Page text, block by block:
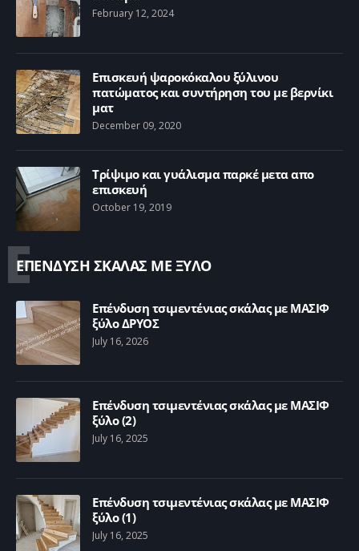
February 12, 2024
Επισκευή ψαροκόκαλου ξύλινου
πατώματος και συντήρηση του με βερνίκι
ματ
December 09, 2020
Τρίψιμο και γυάλισμα παρκέ μετα απο
επισκευή
October 19, 2019
Ε
ΕΠΕΝΔΥΣΗ ΣΚΑΛΑΣ ΜΕ ΞΥΛΟ
Επένδυση τσιμεντένιας σκάλας με ΜΑΣΙΦ
ξύλο ΔΡΥΟΣ
July 16, 2026
Επένδυση τσιμεντένιας σκάλας με ΜΑΣΙΦ
ξύλο (2)
July 16, 2025
Επένδυση τσιμεντένιας σκάλας με ΜΑΣΙΦ
ξύλο (1)
July 16, 2025